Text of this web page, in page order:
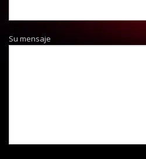
Su mensaje